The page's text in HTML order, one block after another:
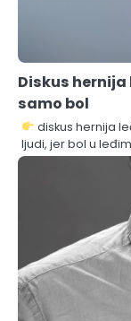
Diskus hernija
samo bol
diskus hernija
ljudi, jer bol u